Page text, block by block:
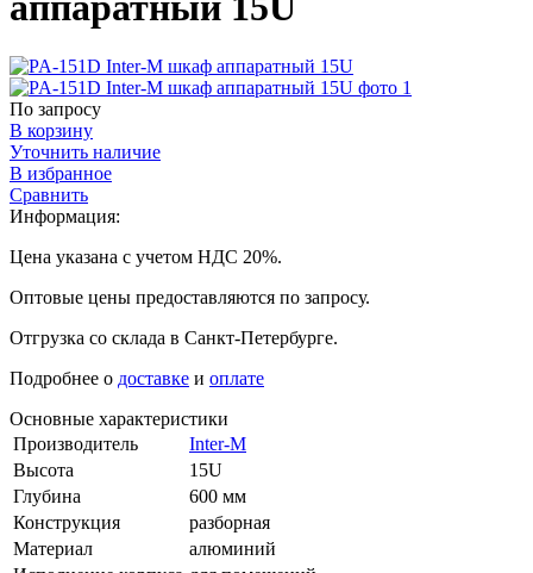
По запросу
В корзину
Уточнить наличие
В избранное
Сравнить
Информация:
Цена указана с учетом НДС 20%.
Оптовые цены предоставляются по запросу.
Отгрузка со склада в Санкт-Петербурге.
Подробнее о доставке и оплате
Основные характеристики
Производитель
Inter-M
Высота
15U
Глубина
600 мм
Конструкция
разборная
Материал
алюминий